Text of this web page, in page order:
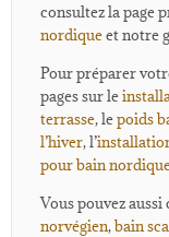
consultez la page
nordiqueet notre
Pour préparer
pages sur le
terrasse, lepoids
l’hiver, l’
pour bain
Vous pouvez aussi
norvégien, bain